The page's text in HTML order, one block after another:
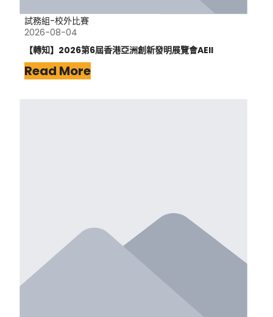
試務組-校外比賽
2026-08-04
【轉知】2026第6屆香港亞洲創新發明展覽會AEII
Read More